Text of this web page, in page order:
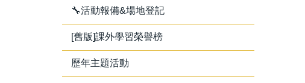
🔧活動報備&場地登記
[舊版]課外學習榮譽榜
歷年主題活動